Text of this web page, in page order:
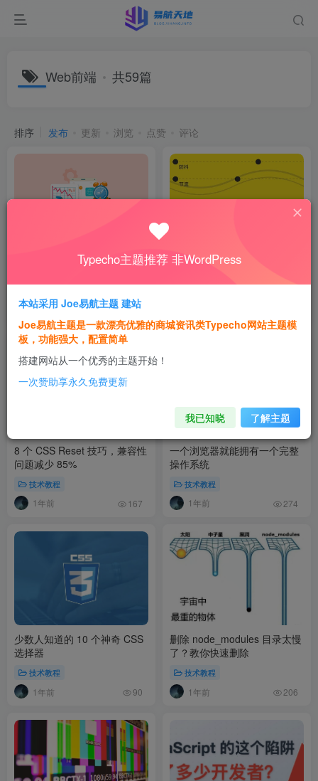
Web前端 共59篇
排序 发布 更新 浏览 点赞 评论
将任意网页的杂乱 HTML 净化
净 HTML，专为阅读优化和知
识管理而生
一行代码搞定防抖节流：
8 个 CSS Reset 技巧，兼容性
问题减少 85%
技术教程
1年前 167
一个浏览器就能拥有一个完整
操作系统
技术教程
1年前 274
少数人知道的 10 个神奇 CSS
选择器
技术教程
1年前 90
删除 node_modules 目录太慢
了？教你快速删除
技术教程
1年前 206
Typecho主题推荐 非WordPress
本站采用 Joe易航主题 建站
Joe易航主题是一款漂亮优雅的商城资讯类Typecho网站主题模
板，功能强大，配置简单
搭建网站从一个优秀的主题开始！
一次赞助享永久免费更新
我已知晓 了解主题